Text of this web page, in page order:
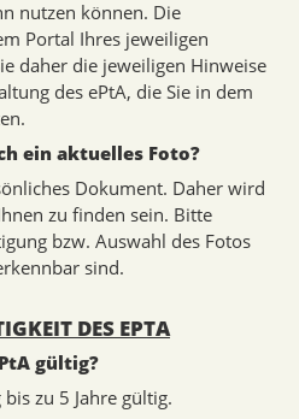
nutzen können. Die
Portal Ihres jeweiligen
daher die jeweiligen Hinweise
des ePtA, die Sie in dem
ein aktuelles Foto?
Dokument. Daher wird
zu finden sein. Bitte
bzw. Auswahl des Fotos
sind.
DES EPTA
gültig?
zu 5 Jahre gültig.